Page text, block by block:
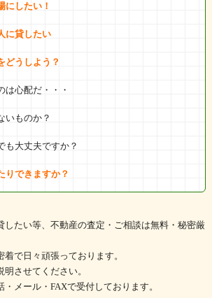
にしたい！
に貸したい
どうしよう？
は心配だ・・・
いものか？
も大丈夫ですか？
りできますか？
したい等、不動産の査定・ご相談は無料・秘密厳
で日々頑張っております。
させてください。
メール・FAXで受付しております。